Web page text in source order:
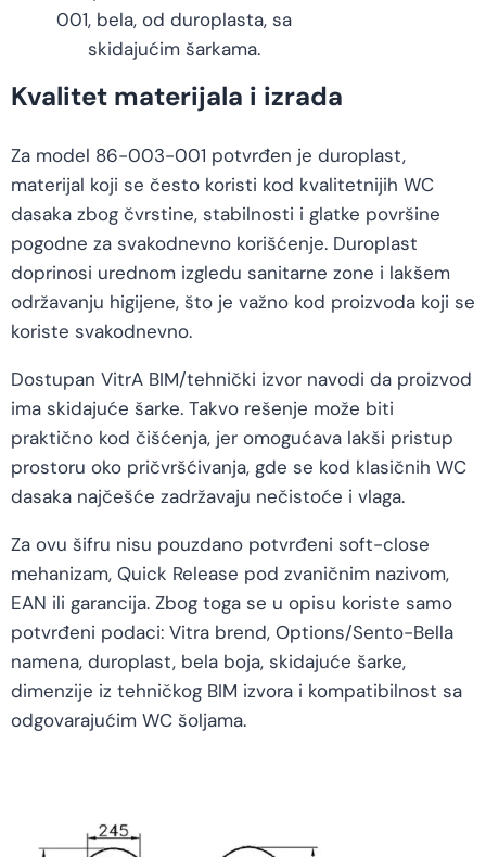
001, bela, od duroplasta, sa
skidajućim šarkama.
Kvalitet materijala i izrada
Za model 86-003-001 potvrđen je duroplast,
materijal koji se često koristi kod kvalitetnijih WC
dasaka zbog čvrstine, stabilnosti i glatke površine
pogodne za svakodnevno korišćenje. Duroplast
doprinosi urednom izgledu sanitarne zone i lakšem
održavanju higijene, što je važno kod proizvoda koji se
koriste svakodnevno.
Dostupan VitrA BIM/tehnički izvor navodi da proizvod
ima skidajuće šarke. Takvo rešenje može biti
praktično kod čišćenja, jer omogućava lakši pristup
prostoru oko pričvršćivanja, gde se kod klasičnih WC
dasaka najčešće zadržavaju nečistoće i vlaga.
Za ovu šifru nisu pouzdano potvrđeni soft-close
mehanizam, Quick Release pod zvaničnim nazivom,
EAN ili garancija. Zbog toga se u opisu koriste samo
potvrđeni podaci: Vitra brend, Options/Sento-Bella
namena, duroplast, bela boja, skidajuće šarke,
dimenzije iz tehničkog BIM izvora i kompatibilnost sa
odgovarajućim WC šoljama.